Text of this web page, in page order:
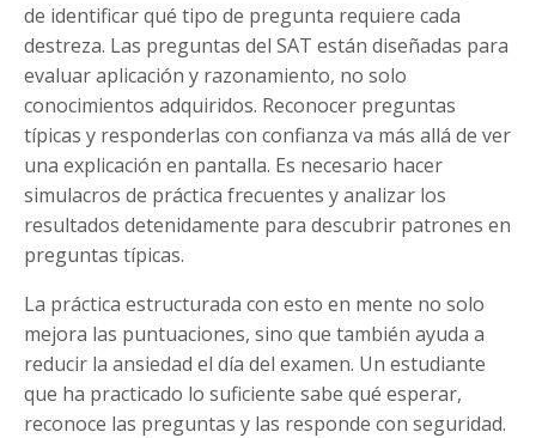
de identificar qué tipo de pregunta requiere cada
destreza. Las preguntas del SAT están diseñadas para
evaluar aplicación y razonamiento, no solo
conocimientos adquiridos. Reconocer preguntas
típicas y responderlas con confianza va más allá de ver
una explicación en pantalla. Es necesario hacer
simulacros de práctica frecuentes y analizar los
resultados detenidamente para descubrir patrones en
preguntas típicas.
La práctica estructurada con esto en mente no solo
mejora las puntuaciones, sino que también ayuda a
reducir la ansiedad el día del examen. Un estudiante
que ha practicado lo suficiente sabe qué esperar,
reconoce las preguntas y las responde con seguridad.